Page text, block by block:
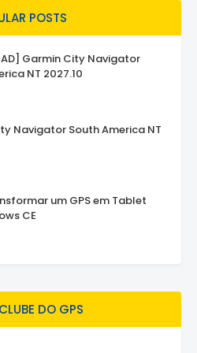
POSTS
Garmin City Navigator
NT 2027.10
Navigator South America NT
um GPS em Tablet
CE
DO GPS